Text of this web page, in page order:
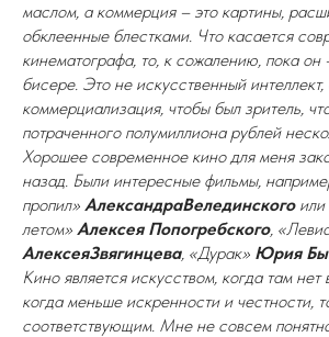
маслом, а коммерция – это картины,
обклеенные блестками. Что касается
кинематографа, то, к сожалению, пока он
бисере. Это не искусственный интеллект,
коммерциализация, чтобы был зритель,
потраченного полумиллиона рублей
Хорошее современное кино для меня
назад. Были интересные фильмы,
пропил» АлександраВелединскогоили
летом» Алексея Попогребского,
АлексеяЗвягинцева, «Дурак» Юрия
Кино является искусством, когда там нет
когда меньше искренности и честности,
соответствующим. Мне не совсем